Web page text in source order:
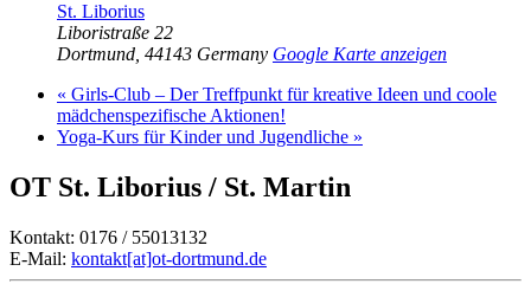
St. Liborius
Liboristraße 22
Dortmund 44143 Germany Google Karte anzeigen
« Girls-Club – Der Treffpunkt für kreative Ideen und coole
mädchenspezifische Aktionen!
Yoga-Kurs für Kinder und Jugendliche »
OT St. Liborius / St. Martin
Kontakt: 0176 / 55013132
E-Mail: kontakt[at]ot-dortmund.de